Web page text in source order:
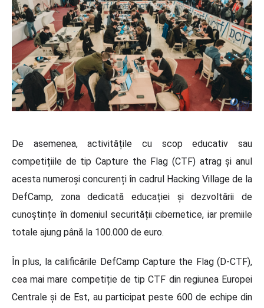
De asemenea, activitățile cu scop educativ sau
competițiile de tip Capture the Flag (CTF) atrag și anul
acesta numeroși concurenți în cadrul Hacking Village de la
DefCamp, zona dedicată educației și dezvoltării de
cunoștințe în domeniul securității cibernetice, iar premiile
totale ajung până la 100.000 de euro.
În plus, la calificările DefCamp Capture the Flag (D-CTF),
cea mai mare competiție de tip CTF din regiunea Europei
Centrale și de Est, au participat peste 600 de echipe din